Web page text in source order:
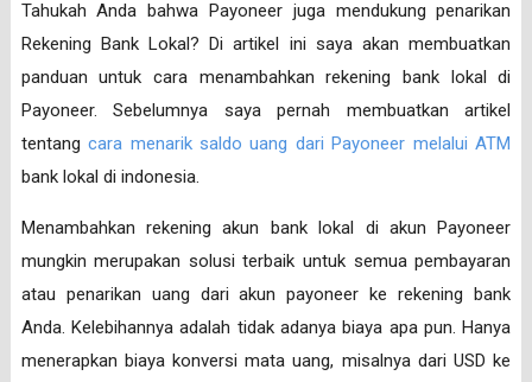
Tahukah Anda bahwa Payoneer juga mendukung penarikan
Rekening Bank Lokal? Di artikel ini saya akan membuatkan
panduan untuk cara menambahkan rekening bank lokal di
Payoneer. Sebelumnya saya pernah membuatkan artikel
tentangcara menarik saldo uang dari Payoneer melalui ATM
bank lokal di indonesia.
Menambahkan rekening akun bank lokal di akun Payoneer
mungkin merupakan solusi terbaik untuk semua pembayaran
atau penarikan uang dari akun payoneer ke rekening bank
Anda. Kelebihannya adalah tidak adanya biaya apa pun. Hanya
menerapkan biaya konversi mata uang, misalnya dari USD ke